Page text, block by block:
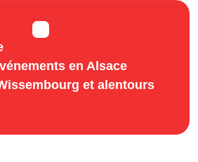
en Alsace
et alentours